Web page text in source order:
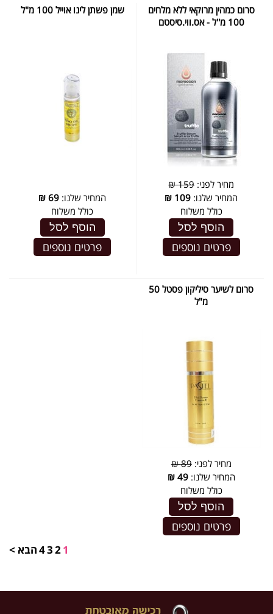
סרום כמהין מרוקאי ללא מלחים
100 מ''ל - אס.ווי.סיסטם
מחיר לפני:159 ₪
המחיר שלנו: 109
₪
כולל משלוח
הוסף לסל
פרטים נוספים
שמן פשתן לינו אוייל 100 מ"ל
המחיר שלנו: 69
₪
כולל משלוח
הוסף לסל
פרטים נוספים
סרום לשיער סיליקון פסטל 50
מ"ל
מחיר לפני:89 ₪
המחיר שלנו:49
₪
כולל משלוח
הוסף לסל
פרטים נוספים
1
2
3
4הבא >